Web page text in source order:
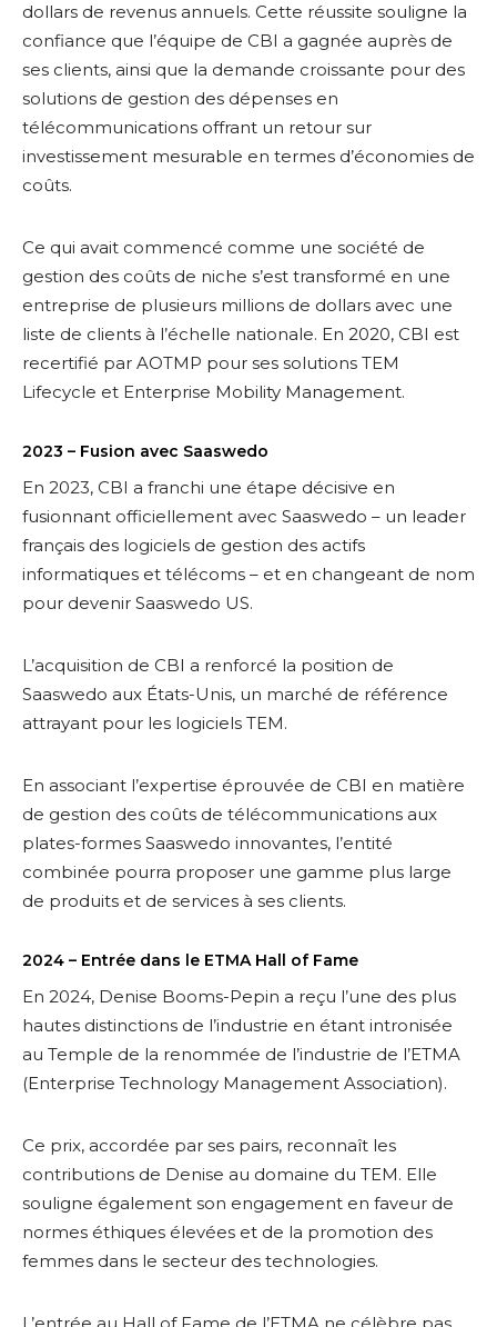
dollars de revenus annuels. Cette réussite souligne la
confiance que l’équipe de CBI a gagnée auprès de
ses clients, ainsi que la demande croissante pour des
solutions de gestion des dépenses en
télécommunications offrant un retour sur
investissement mesurable en termes d’économies de
coûts.
Ce qui avait commencé comme une société de
gestion des coûts de niche s’est transformé en une
entreprise de plusieurs millions de dollars avec une
liste de clients à l’échelle nationale. En 2020, CBI est
recertifié par AOTMP pour ses solutions TEM
Lifecycle et Enterprise Mobility Management.
2023 – Fusion avec Saaswedo
En 2023, CBI a franchi une étape décisive en
fusionnant officiellement avec Saaswedo – un leader
français des logiciels de gestion des actifs
informatiques et télécoms – et en changeant de nom
pour devenir Saaswedo US.
L’acquisition de CBI a renforcé la position de
Saaswedo aux États-Unis, un marché de référence
attrayant pour les logiciels TEM.
En associant l’expertise éprouvée de CBI en matière
de gestion des coûts de télécommunications aux
plates-formes Saaswedo innovantes, l’entité
combinée pourra proposer une gamme plus large
de produits et de services à ses clients.
2024 – Entrée dans le ETMA Hall of Fame
En 2024, Denise Booms-Pepin a reçu l’une des plus
hautes distinctions de l’industrie en étant intronisée
au Temple de la renommée de l’industrie de l’ETMA
(Enterprise Technology Management Association).
Ce prix, accordée par ses pairs, reconnaît les
contributions de Denise au domaine du TEM. Elle
souligne également son engagement en faveur de
normes éthiques élevées et de la promotion des
femmes dans le secteur des technologies.